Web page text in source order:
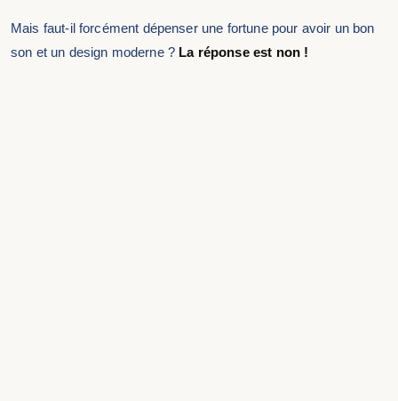
Mais faut-il forcément dépenser une fortune pour avoir un bon
son et un design moderne ? La réponse est non !